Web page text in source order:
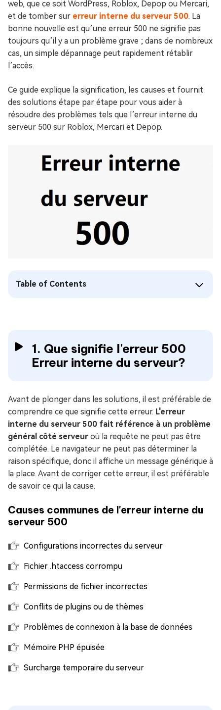
web, que ce soit WordPress, Roblox, Depop ou Mercari,
et de tomber sur erreur interne du serveur 500. La
bonne nouvelle est qu’une erreur 500 ne signifie pas
toujours qu’il y a un problème grave ; dans de nombreux
cas, un simple dépannage peut rapidement rétablir
l’accès.
Ce guide explique la signification, les causes et fournit
des solutions étape par étape pour vous aider à
résoudre des problèmes tels que l’erreur interne du
serveur 500 sur Roblox, Mercari et Depop.
Table of Contents
1. Que signifie l'erreur 500
Erreur interne du serveur?
Avant de plonger dans les solutions, il est préférable de
comprendre ce que signifie cette erreur. L'erreur
interne du serveur 500 fait référence à un problème
général côté serveur où la requête ne peut pas être
complétée. Le navigateur ne peut pas déterminer la
raison spécifique, donc il affiche un message générique à
la place. Avant de corriger cette erreur, il est préférable
de savoir ce qui la cause.
Causes communes de l'erreur interne du
serveur 500
Configurations incorrectes du serveur
Fichier .htaccess corrompu
Permissions de fichier incorrectes
Conflits de plugins ou de thèmes
Problèmes de connexion à la base de données
Mémoire PHP épuisée
Surcharge temporaire du serveur